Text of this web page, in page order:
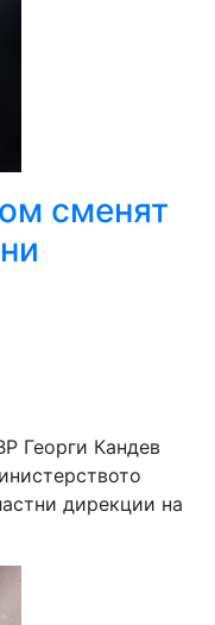
сменят
Георги Кандев
дирекции на